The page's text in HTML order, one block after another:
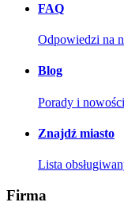
FAQ
Odpowiedzi na
Blog
Porady i
Znajdź miasto
Lista
Firma